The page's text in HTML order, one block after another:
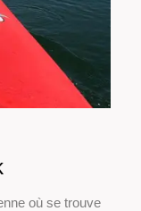
où se trouve